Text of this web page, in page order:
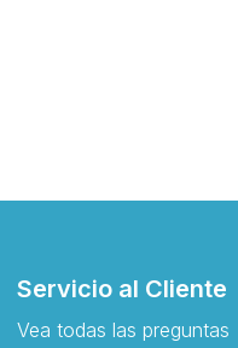
Servicio al Cliente
Vea todas las preguntas